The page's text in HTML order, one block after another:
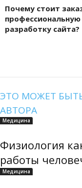
Почему стоит
профессиональную
разработку сайта?
ЭТО МОЖЕТ
АВТОРА
Медицина
Физиология
работы
Медицина